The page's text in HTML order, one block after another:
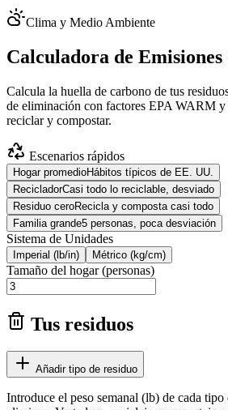
Clima y Medio Ambiente
Calculadora de Emisiones
Calcula la huella de carbono de tus
de eliminación con factores EPA WARM y
reciclar y compostar.
Escenarios rápidos
Hogar promedioHábitos típicos de EE. UU.
RecicladorCasi todo lo reciclable, desviado
Residuo ceroRecicla y composta casi todo
Familia grande5 personas, poca desviación
Sistema de Unidades
Imperial (lb/in) Métrico (kg/cm)
Tamaño del hogar (personas)
Tus residuos
Añadir tipo de residuo
Introduce el peso semanal (lb) de cada